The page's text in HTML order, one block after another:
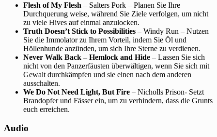
Flesh of My Flesh – Salters Pork – Planen Sie Ihre
Durchquerung weise, während Sie Ziele verfolgen, um nicht
zu viele Hives auf einmal anzulocken.
Truth Doesn’t Stick to Possibilities – Windy Run – Nutzen
Sie die Immolator zu Ihrem Vorteil, indem Sie Öl und
Höllenhunde anzünden, um sich Ihre Sterne zu verdienen.
Never Walk Back – Hemlock and Hide – Lassen Sie sich
nicht von den Panzerfäusten überwältigen, wenn Sie sich mit
Gewalt durchkämpfen und sie einen nach dem anderen
ausschalten.
We Do Not Need Light, But Fire – Nicholls Prison- Setzt
Brandopfer und Fässer ein, um zu verhindern, dass die Grunts
euch erreichen.
Audio